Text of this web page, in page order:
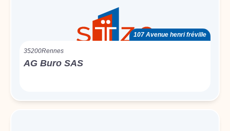
107 Avenue henri fréville
35200Rennes
AG Buro SAS